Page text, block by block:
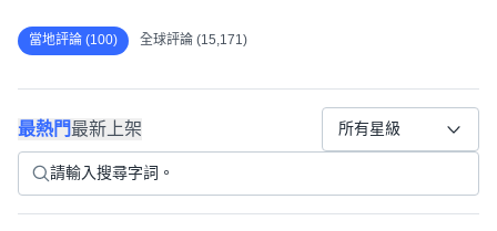
當地評論 (100) 全球評論 (15,171)
最熱門最新上架 所有星級